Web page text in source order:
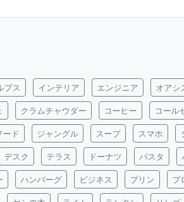
プス インテリア エンジニア オアシ
クラムチャウダー コーヒー コール
ード ジャングル スープ スマホ
デスク テラス ドーナツ パスタ
ハンバーグ ビジネス プリン プ